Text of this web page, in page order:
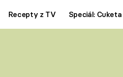
Recepty z TV Speciál: Cuketa